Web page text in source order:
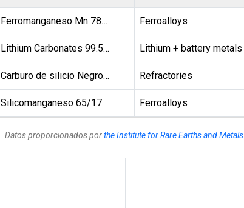
Ferromanganeso Mn 78% mínimo, C 8% máximo Ferroalloys
Lithium Carbonates 99.5% min Lithium + battery metals
Carburo de silicio Negro 88% mín. 0-10 mm Refractories
Silicomanganeso 65/17 Ferroalloys
Datos proporcionados porthe Institute for Rare Earths and Metals.